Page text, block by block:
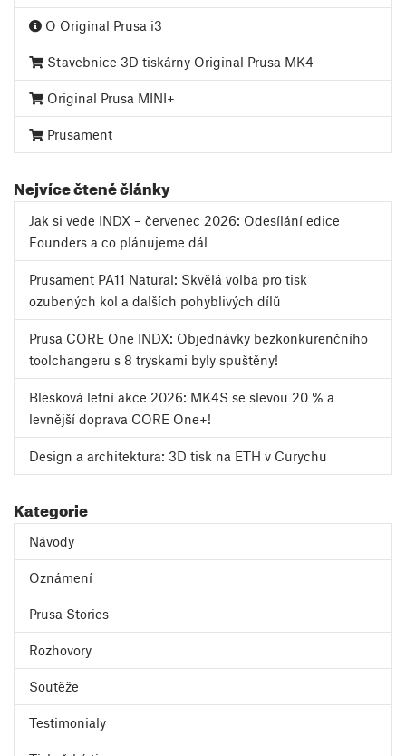
O Original Prusa i3
Stavebnice 3D tiskárny Original Prusa MK4
Original Prusa MINI+
Prusament
Nejvíce čtené články
Jak si vede INDX – červenec 2026: Odesílání edice
Founders a co plánujeme dál
Prusament PA11 Natural: Skvělá volba pro tisk
ozubených kol a dalších pohyblivých dílů
Prusa CORE One INDX: Objednávky bezkonkurenčního
toolchangeru s 8 tryskami byly spuštěny!
Blesková letní akce 2026: MK4S se slevou 20 % a
levnější doprava CORE One+!
Design a architektura: 3D tisk na ETH v Curychu
Kategorie
Návody
Oznámení
Prusa Stories
Rozhovory
Soutěže
Testimonialy